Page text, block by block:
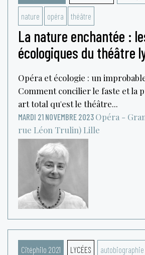
nature opéra théâtre
La nature enchantée :
écologiques du théâtre
Opéra et écologie : un
Comment concilier le faste et la
art total qu'est le théâtre...
MARDI 21 NOVEMBRE 2023 Opéra -
rue Léon Trulin) Lille
Citéphilo 2021 LYCÉES autobiographie